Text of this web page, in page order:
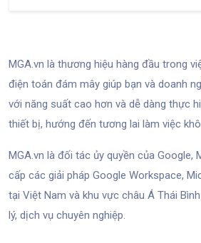
MGA.vn là thương hiệu hàng đầu trong
điện toán đám mây giúp bạn và doanh
với năng suất cao hơn và dễ dàng thực
thiết bị, hướng đến tương lai làm việc
MGA.vn là đối tác ủy quyền của
cấp các giải pháp Google Workspace,
tại Việt Nam và khu vực châu Á Thái
lý, dịch vụ chuyên nghiệp.